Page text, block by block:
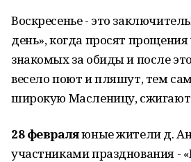
Воскресенье - это
день», когда просят
знакомых за обиды и после
весело поют и пляшут, тем
широкую Масленицу, сжигают
28 февраляюные жители д.
участниками празднования -